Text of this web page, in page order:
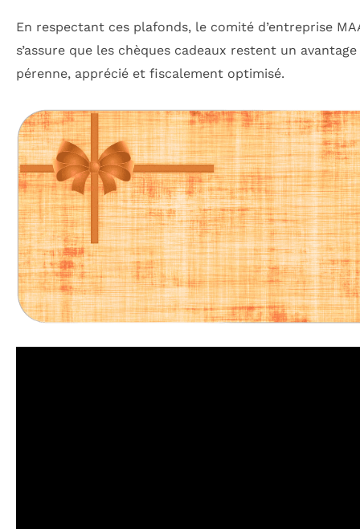
En respectant ces plafonds, le comité d’entreprise
s’assure que les chèques cadeaux restent un
pérenne, apprécié et fiscalement optimisé.